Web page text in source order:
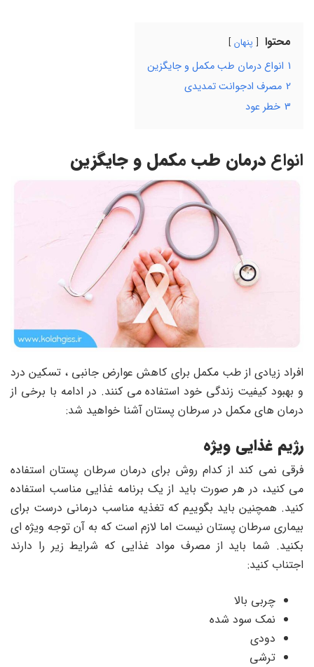
محتوا پنهان
1 انواع درمان طب مکمل و جایگزین
2 مصرف ادجوانت تمدیدی
3 خطر عود
انواع درمان طب مکمل و جایگزین
افراد زیادی از طب مکمل برای کاهش عوارض جانبی ، تسکین درد
و بهبود کیفیت زندگی خود استفاده می کنند. در ادامه با برخی از
درمان های مکمل در سرطان پستان آشنا خواهید شد:
رژیم غذایی ویژه
فرقی نمی کند از کدام روش برای درمان سرطان پستان استفاده
می کنید، در هر صورت باید از یک برنامه غذایی مناسب استفاده
کنید. همچنین باید بگوییم که تغذیه مناسب درمانی درست برای
بیماری سرطان پستان نیست اما لازم است که به آن توجه ویژه ای
بکنید. شما باید از مصرف مواد غذایی که شرایط زیر را دارند
اجتناب کنید:
چربی بالا
نمک سود شده
دودی
ترشی